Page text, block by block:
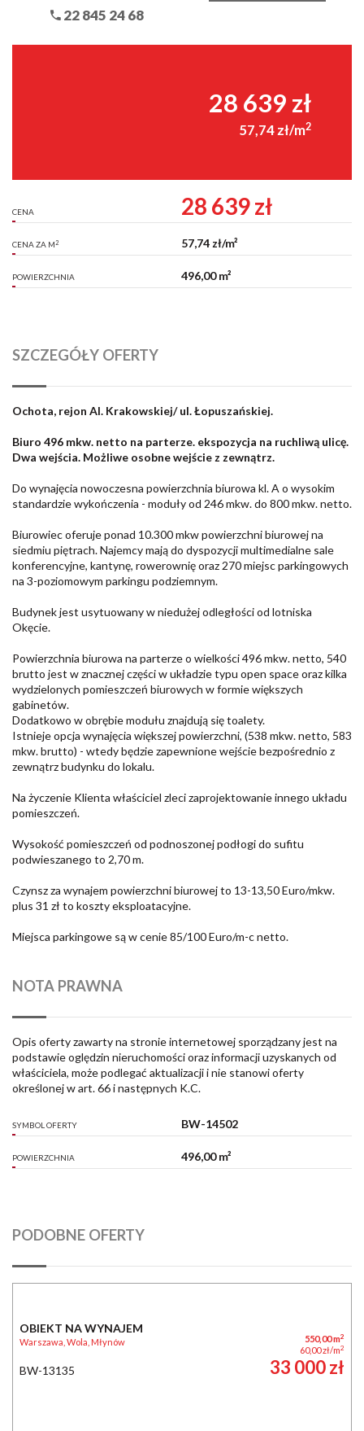
22 845 24 68
28 639 zł
57,74 zł/m2
CENA 28 639 zł
CENA ZA M2 57,74 zł/m²
POWIERZCHNIA 496,00 m²
SZCZEGÓŁY OFERTY
Ochota, rejon Al. Krakowskiej/ ul. Łopuszańskiej.
Biuro 496 mkw. netto na parterze. ekspozycja na ruchliwą ulicę.
Dwa wejścia. Możliwe osobne wejście z zewnątrz.
Do wynajęcia nowoczesna powierzchnia biurowa kl. A o wysokim
standardzie wykończenia - moduły od 246 mkw. do 800 mkw. netto.
Biurowiec oferuje ponad 10.300 mkw powierzchni biurowej na
siedmiu piętrach. Najemcy mają do dyspozycji multimedialne sale
konferencyjne, kantynę, rowerownię oraz 270 miejsc parkingowych
na 3-poziomowym parkingu podziemnym.
Budynek jest usytuowany w niedużej odległości od lotniska
Okęcie.
Powierzchnia biurowa na parterze o wielkości 496 mkw. netto, 540
brutto jest w znacznej części w układzie typu open space oraz kilka
wydzielonych pomieszczeń biurowych w formie większych
gabinetów.
Dodatkowo w obrębie modułu znajdują się toalety.
Istnieje opcja wynajęcia większej powierzchni, (538 mkw. netto, 583
mkw. brutto) - wtedy będzie zapewnione wejście bezpośrednio z
zewnątrz budynku do lokalu.
Na życzenie Klienta właściciel zleci zaprojektowanie innego układu
pomieszczeń.
Wysokość pomieszczeń od podnoszonej podłogi do sufitu
podwieszanego to 2,70 m.
Czynsz za wynajem powierzchni biurowej to 13-13,50 Euro/mkw.
plus 31 zł to koszty eksploatacyjne.
Miejsca parkingowe są w cenie 85/100 Euro/m-c netto.
NOTA PRAWNA
Opis oferty zawarty na stronie internetowej sporządzany jest na
podstawie oględzin nieruchomości oraz informacji uzyskanych od
właściciela, może podlegać aktualizacji i nie stanowi oferty
określonej w art. 66 i następnych K.C.
SYMBOL OFERTY BW-14502
POWIERZCHNIA 496,00 m²
PODOBNE OFERTY